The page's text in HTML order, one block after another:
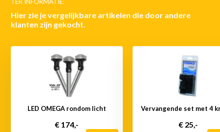
Hier zie je vergelijkbare artikelen die door andere
klanten zijn gekocht.
LED OMEGA rondom licht
€ 174,-
Vervangende set met 4
€ 25,-